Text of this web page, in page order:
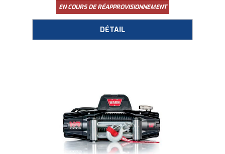
EN COURS DE RÉAPPROVISIONNEMENT